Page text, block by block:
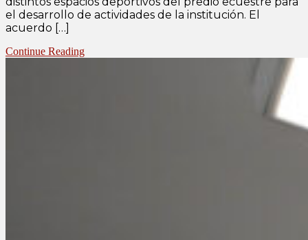
el desarrollo de actividades de la institución. El
acuerdo […]
Continue Reading